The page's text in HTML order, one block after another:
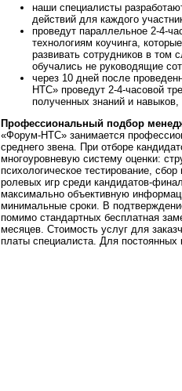
наши специалисты
действий для каждого
проведут параллельное 2-4-
технологиям коучинга,
развивать сотрудников в том
обучались не руководящие
через 10 дней после
НТС» проведут 2-4-часовой
полученных знаний и навыков,
Профессиональный подбор
«Форум-НТС» занимается
среднего звена. При отборе
многоуровневую систему оценки:
психологическое тестирование,
ролевых игр среди кандидатов-
максимально объективную
минимальные сроки. В
помимо стандартных бесплатная
месяцев. Стоимость услуг для
платы специалиста. Для постоянных